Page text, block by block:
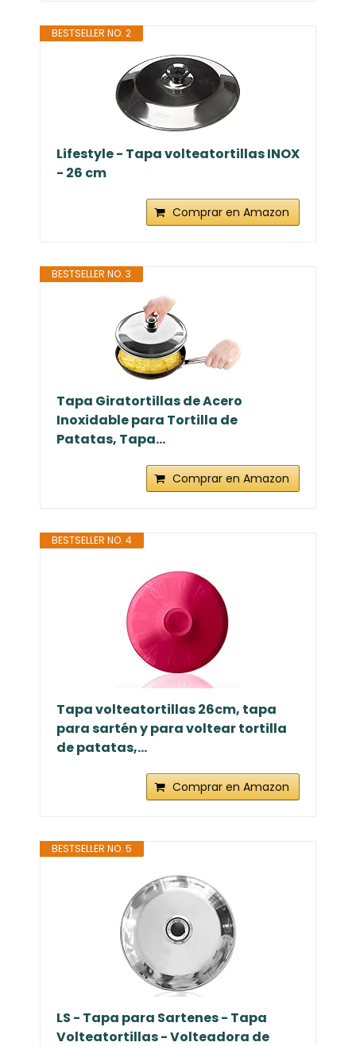
BESTSELLER NO. 2
Lifestyle - Tapa volteatortillas INOX
- 26 cm
Comprar en Amazon
BESTSELLER NO. 3
Tapa Giratortillas de Acero
Inoxidable para Tortilla de
Patatas, Tapa...
Comprar en Amazon
BESTSELLER NO. 4
Tapa volteatortillas 26cm, tapa
para sartén y para voltear tortilla
de patatas,...
Comprar en Amazon
BESTSELLER NO. 5
LS - Tapa para Sartenes - Tapa
Volteatortillas - Volteadora de